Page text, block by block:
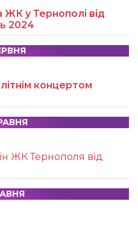
ЖК у Тернополі від
2024
концертом
ЖК Тернополя від